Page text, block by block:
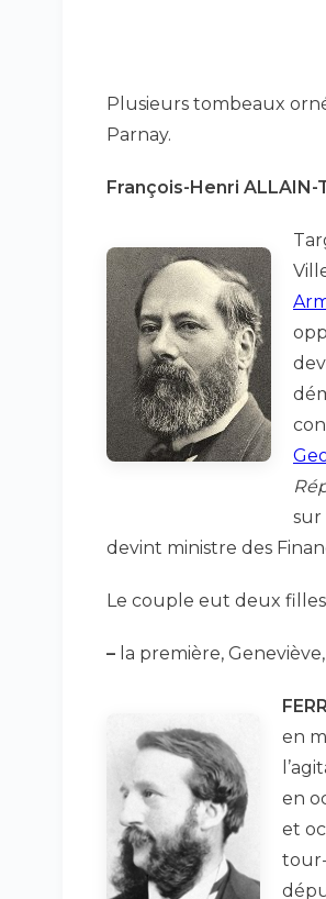
Plusieurs tombeaux
Parnay.
François-Henri ALLAIN-
sur
devint ministre des
Le couple eut deux filles
– la première,
en
en
et